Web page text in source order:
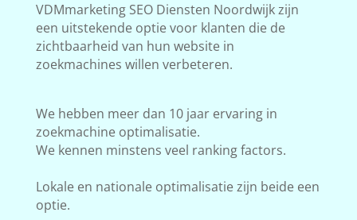
VDMmarketing SEO Diensten Noordwijk zijn
een uitstekende optie voor klanten die de
zichtbaarheid van hun website in
zoekmachines willen verbeteren.
We hebben meer dan 10 jaar ervaring in
zoekmachine optimalisatie.
We kennen minstens veel ranking factors.
Lokale en nationale optimalisatie zijn beide een
optie.